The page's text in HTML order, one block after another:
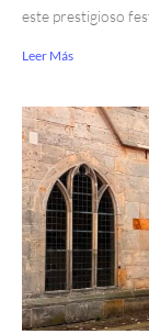
este prestigioso
Leer Más